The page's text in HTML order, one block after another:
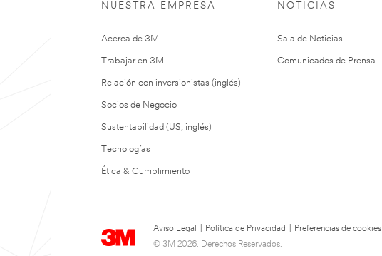
NUESTRA EMPRESA
Acerca de 3M
Trabajar en 3M
Relación con inversionistas (inglés)
Socios de Negocio
Sustentabilidad (US, inglés)
Tecnologías
Ética & Cumplimiento
NOTICIAS
Sala de Noticias
Comunicados de Prensa
Aviso Legal Política de Privacidad
Preferencias de cookies
© 3M 2026. Derechos Reservados.